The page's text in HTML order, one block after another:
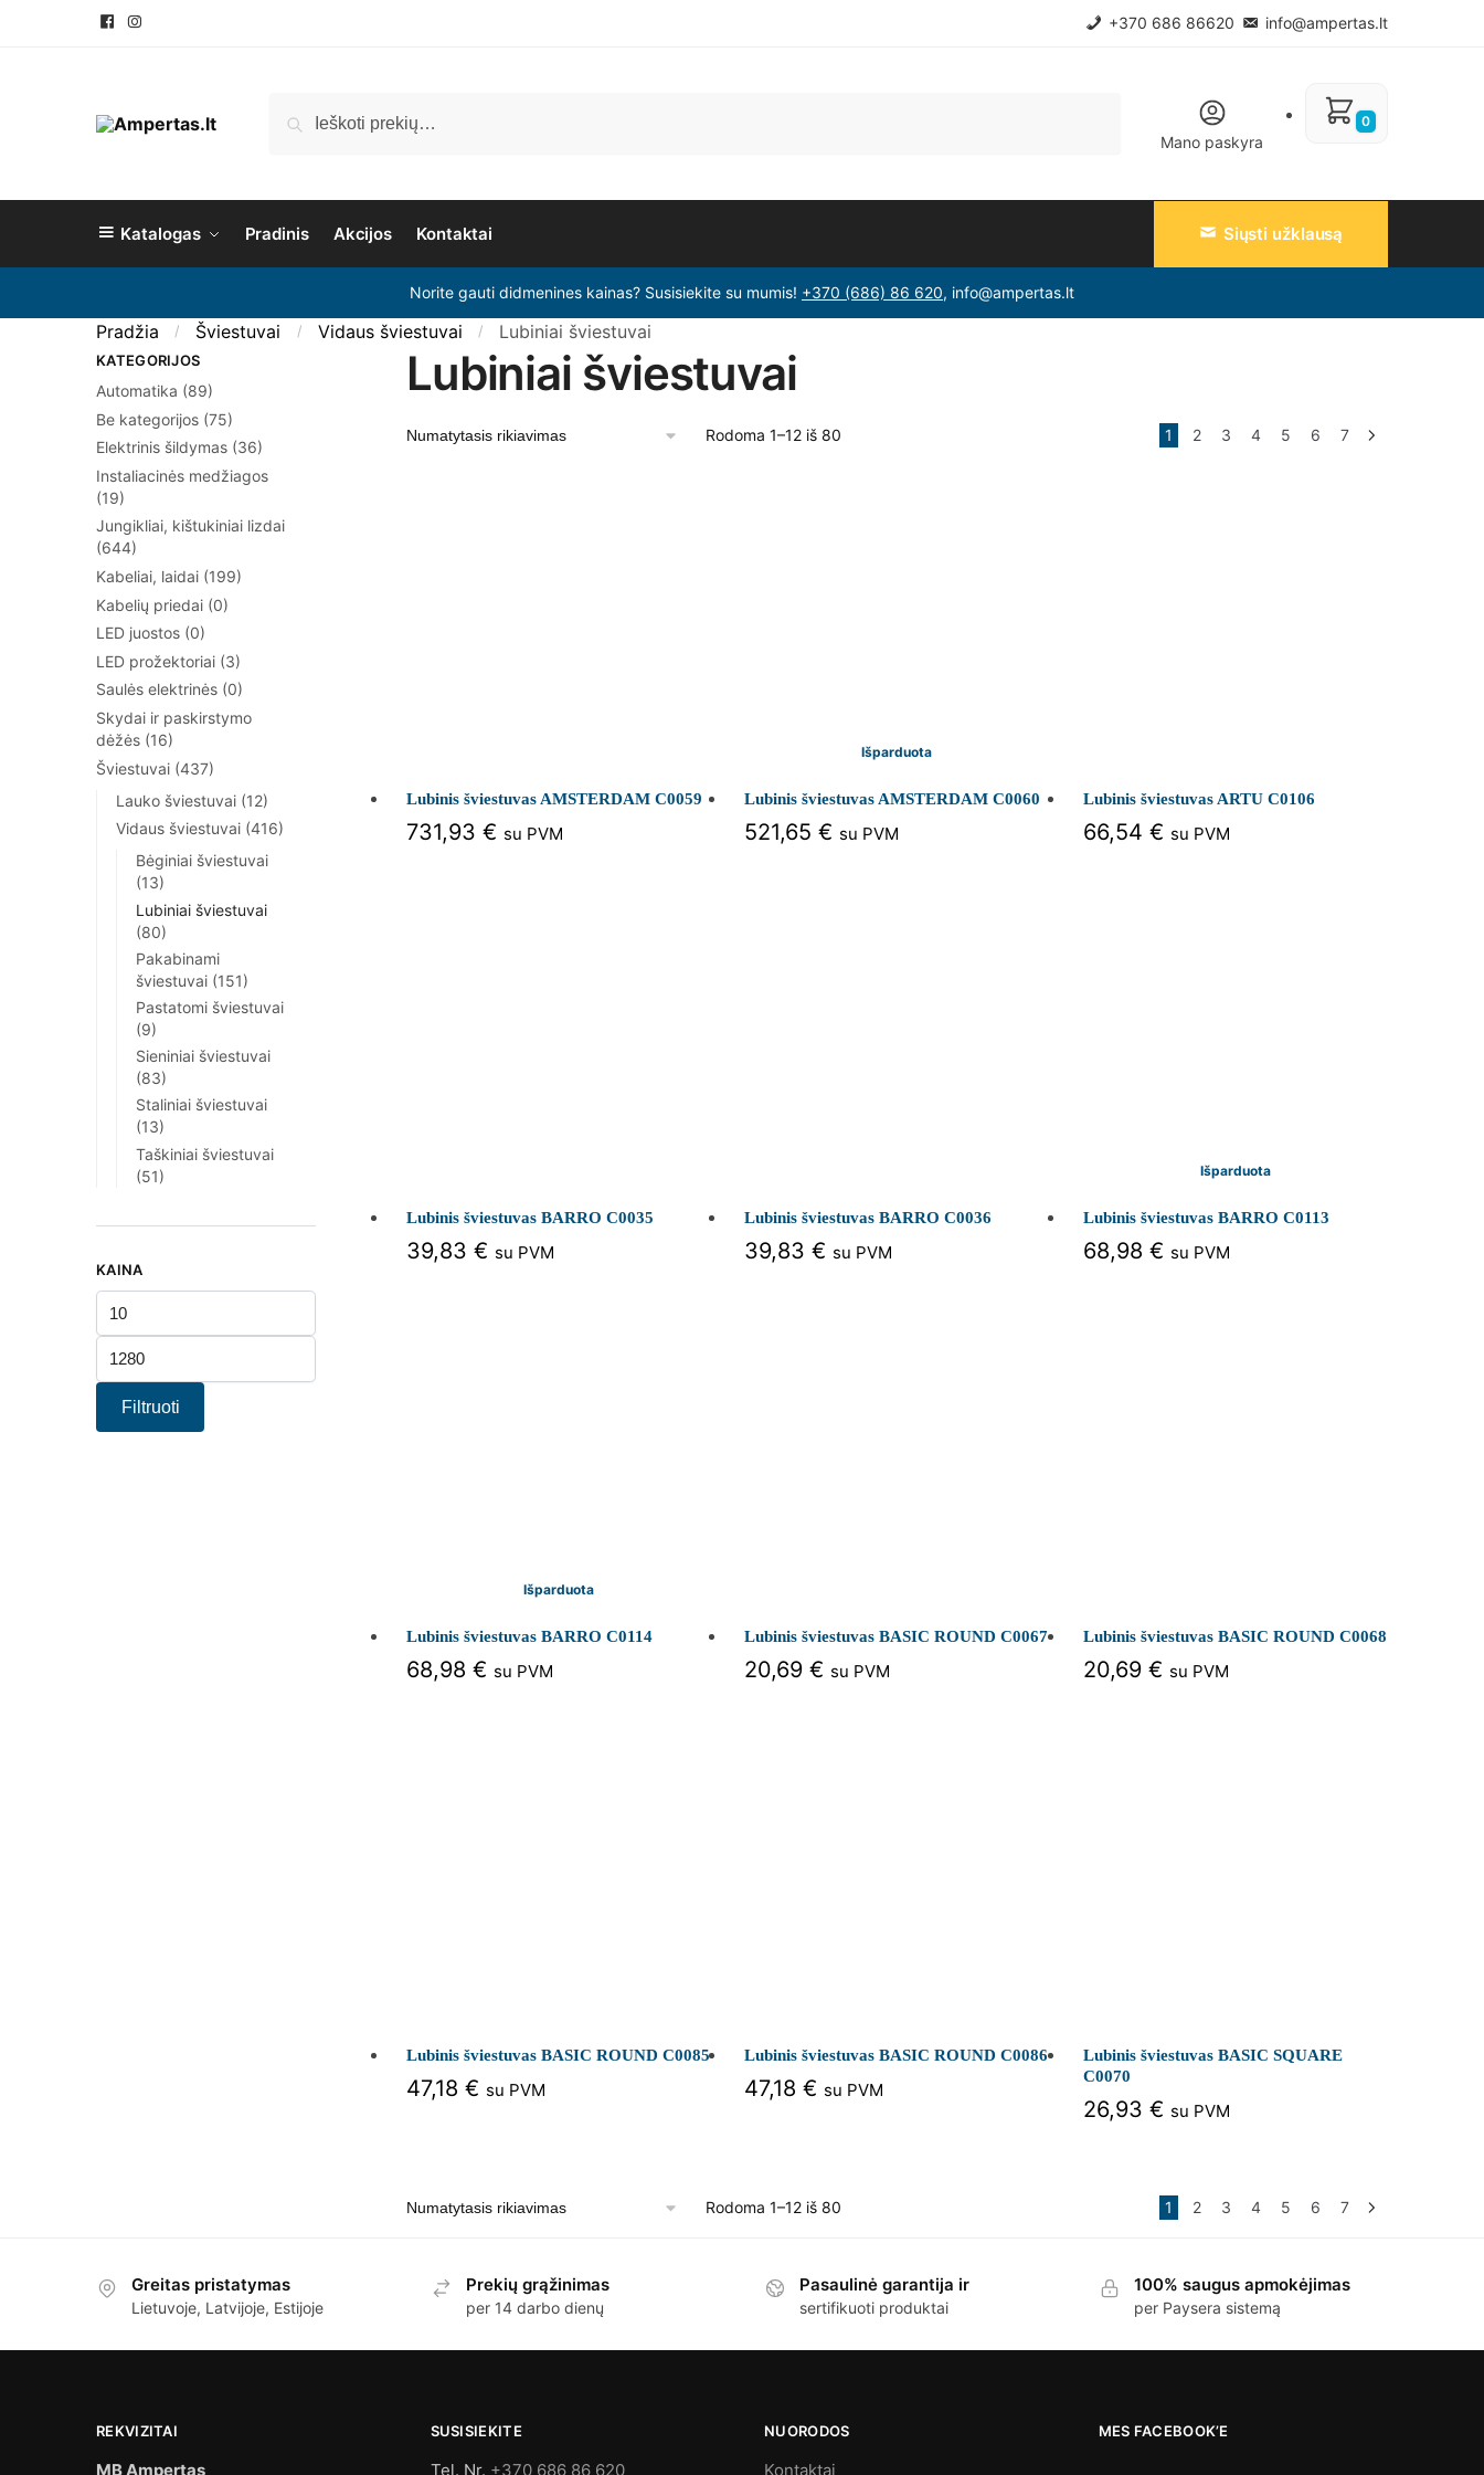
+370 686 86620 info@ampertas.lt
Mano paskyra
0
Katalogas Pradinis Akcijos Kontaktai Siųsti užklausą
Norite gauti didmenines kainas? Susisiekite su mumis! +370 (686) 86 620, info@ampertas.lt
Pradžia / Šviestuvai / Vidaus šviestuvai / Lubiniai šviestuvai
Lubiniai šviestuvai
Rodoma 1–12 iš 80 1 2 3 4 5 6 7
Lubinis šviestuvas AMSTERDAM C0059
731,93 € su PVM
Išparduota
Lubinis šviestuvas AMSTERDAM C0060
521,65€ su PVM
Lubinis šviestuvas ARTU C0106
66,54 € su PVM
Lubinis šviestuvas BARRO C0035
39,83 € su PVM
Lubinis šviestuvas BARRO C0036
39,83€ su PVM
Išparduota
Lubinis šviestuvas BARRO C0113
68,98 € su PVM
Išparduota
Lubinis šviestuvas BARRO C0114
68,98 € su PVM
Lubinis šviestuvas BASIC ROUND C0067
20,69€ su PVM
Lubinis šviestuvas BASIC ROUND C0068
20,69 € su PVM
Lubinis šviestuvas BASIC ROUND C0085
47,18 € su PVM
Lubinis šviestuvas BASIC ROUND C0086
47,18€ su PVM
Lubinis šviestuvas BASIC SQUARE
C0070
26,93 € su PVM
Rodoma 1–12 iš 80 1 2 3 4 5 6 7
KATEGORIJOS
Automatika (89)
Be kategorijos (75)
Elektrinis šildymas (36)
Instaliacinės medžiagos
(19)
Jungikliai, kištukiniai lizdai
(644)
Kabeliai, laidai (199)
Kabelių priedai (0)
LED juostos (0)
LED prožektoriai (3)
Saulės elektrinės (0)
Skydai ir paskirstymo
dėžės (16)
Šviestuvai (437)
Lauko šviestuvai (12)
Vidaus šviestuvai (416)
Bėginiai šviestuvai
(13)
Lubiniai šviestuvai
(80)
Pakabinami
šviestuvai (151)
Pastatomi šviestuvai
(9)
Sieniniai šviestuvai
(83)
Staliniai šviestuvai
(13)
Taškiniai šviestuvai
(51)
KAINA
Filtruoti
Greitas pristatymas
Lietuvoje, Latvijoje, Estijoje
Prekių grąžinimas
per 14 darbo dienų
Pasaulinė garantija ir
sertifikuoti produktai
100% saugus apmokėjimas
per Paysera sistemą
REKVIZITAI
MB Ampertas
SUSISIEKITE
Tel. Nr. +370 686 86 620
NUORODOS
Kontaktai
MES FACEBOOK’E